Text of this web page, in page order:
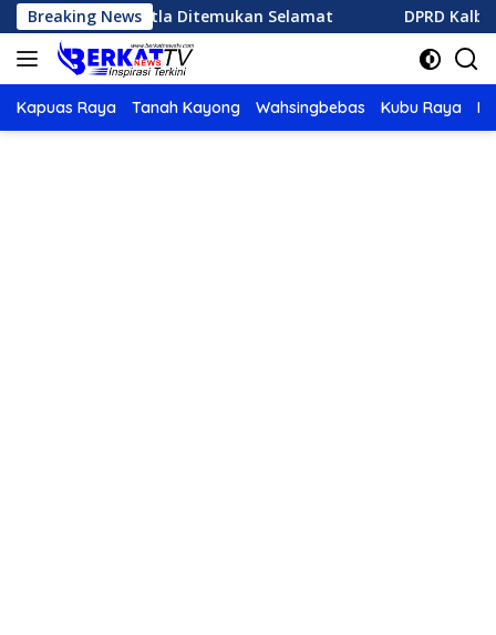
Langsung
ke
konten
Breaking News
Karhutla Ditemukan Selamat DPRD Kalbar
Kapuas Raya Tanah Kayong Wahsingbebas Kubu Raya